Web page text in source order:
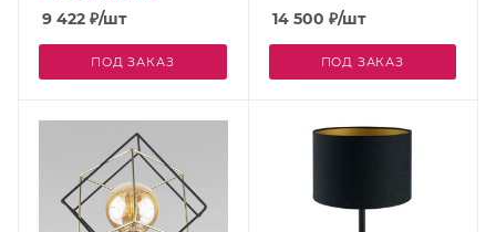
9 422 ₽/шт
ПОД ЗАКАЗ
14 500 ₽/шт
ПОД ЗАКАЗ